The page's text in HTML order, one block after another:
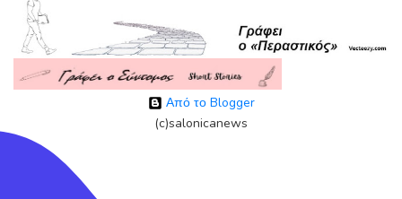
Από το Blogger
(c)salonicanews